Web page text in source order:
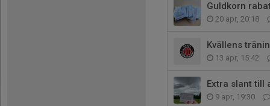
Guldkorn
20 apr, 20:18
Kvällens
13 apr, 15:42
Extra slant till
9 apr, 19:30